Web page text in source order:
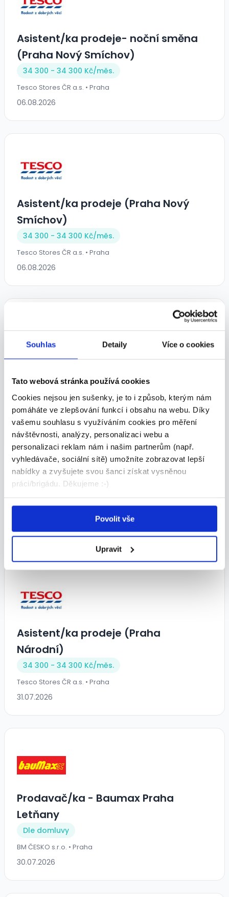
Souhlas Detaily Více o cookies
Tato webová stránka používá cookies
Cookies nejsou jen sušenky, je to i způsob, kterým nám
pomáháte ve zlepšování funkcí i obsahu na webu. Díky
vašemu souhlasu s využíváním cookies pro měření
návštěvnosti, analýzy, personalizaci webu a
personalizaci reklam nám i našim partnerům (např.
vyhledávače, sociální sítě) umožníte zobrazovat lepší
nabídky a zvyšujete svou šanci získat vysněnou
práci/brigádu. Děkujeme :-)
Povolit vše
Upravit
Asistent/ka prodeje- noční směna
(Praha Nový Smíchov)
34 300 - 34 300 Kč/měs.
Tesco Stores ČR a.s. • Praha
06.08.2026
Asistent/ka prodeje (Praha Nový
Smíchov)
34 300 - 34 300 Kč/měs.
Tesco Stores ČR a.s. • Praha
06.08.2026
Brandlova)
34 300 - 34 300 Kč/měs.
Tesco Stores ČR a.s. • Praha
05.08.2026
Prodavač/prodavačka
01.08.2026
Asistent/ka prodeje (Praha
Národní)
34 300 - 34 300 Kč/měs.
Tesco Stores ČR a.s. • Praha
31.07.2026
Prodavač/ka - Baumax Praha
Letňany
Dle domluvy
BM ČESKO s.r.o. • Praha
30.07.2026